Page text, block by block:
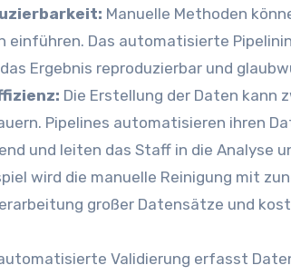
Manuelle Methoden
einführen. Das automatisierte
Ergebnis reproduzierbar und
Die Erstellung der Daten kann
Pipelines automatisieren ihren
und leiten das Staff in die Analyse
wird die manuelle Reinigung mit
großer Datensätze und
Validierung erfasst